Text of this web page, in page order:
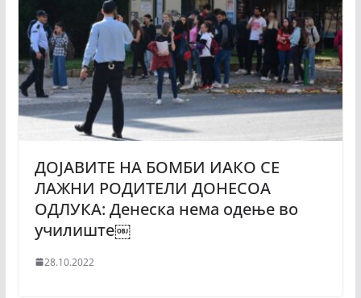
ДОЈАВИТЕ НА БОМБИ ИАКО СЕ
ЛАЖНИ РОДИТЕЛИ ДОНЕСОА
ОДЛУКА: Денеска нема одење во
училиште￼
28.10.2022